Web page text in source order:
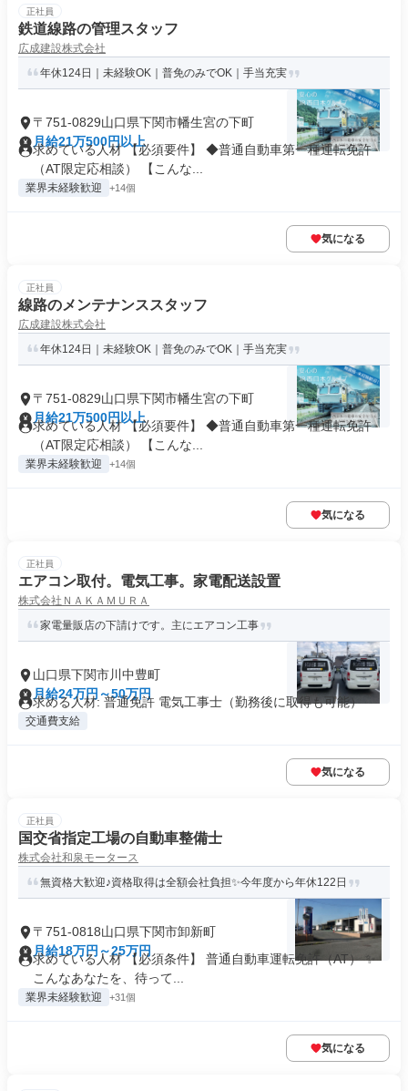
正社員
鉄道線路の管理スタッフ
広成建設株式会社
年休124日｜未経験OK｜普免のみでOK｜手当充実
〒751-0829山口県下関市幡生宮の下町
月給21万500円以上
求めている人材 【必須要件】 ◆普通自動車第一種運転免許
（AT限定応相談） 【こんな...
業界未経験歓迎 +14個
気になる
正社員
線路のメンテナンススタッフ
広成建設株式会社
年休124日｜未経験OK｜普免のみでOK｜手当充実
〒751-0829山口県下関市幡生宮の下町
月給21万500円以上
求めている人材 【必須要件】 ◆普通自動車第一種運転免許
（AT限定応相談） 【こんな...
業界未経験歓迎 +14個
気になる
正社員
エアコン取付。電気工事。家電配送設置
株式会社ＮＡＫＡＭＵＲＡ
家電量販店の下請けです。主にエアコン工事
山口県下関市川中豊町
月給24万円～50万円
求める人材: 普通免許 電気工事士（勤務後に取得も可能）
交通費支給
気になる
正社員
国交省指定工場の自動車整備士
株式会社和泉モータース
無資格大歓迎♪資格取得は全額会社負担✨今年度から年休122日
〒751-0818山口県下関市卸新町
月給18万円～25万円
求めている人材 【必須条件】 普通自動車運転免許（AT） ✨
こんなあなたを、待って...
業界未経験歓迎 +31個
気になる